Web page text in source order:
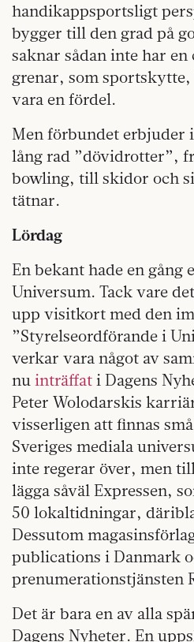
handikappsportsligt
bygger till den grad på
saknar sådan inte har en
grenar, som sportskytte,
vara en fördel.
Men förbundet erbjuder
lång rad ”dövidrotter”,
bowling, till skidor och
tätnar.
Lördag
En bekant hade en gång
Universum. Tack vare
upp visitkort med den
”Styrelseordförande i
verkar vara något av
nu inträffat i Dagens
Peter Wolodarskis
visserligen att finnas
Sveriges mediala
inte regerar över, men
lägga såväl Expressen,
50 lokaltidningar,
Dessutom
publications i Danmark
prenumerationstjänsten
Det är bara en av alla
Dagens Nyheter. En